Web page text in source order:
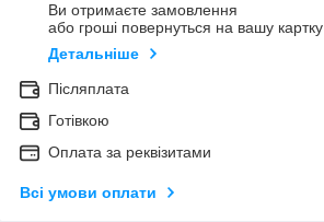
Ви отримаєте замовлення
або гроші повернуться на вашу картку
Детальніше
Післяплата
Готівкою
Оплата за реквізитами
Всі умови оплати